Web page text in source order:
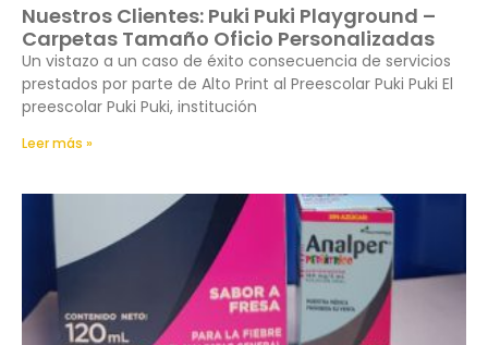
Nuestros Clientes: Puki Puki Playground –
Carpetas Tamaño Oficio Personalizadas
Un vistazo a un caso de éxito consecuencia de servicios
prestados por parte de Alto Print al Preescolar Puki Puki El
preescolar Puki Puki, institución
Leer más »